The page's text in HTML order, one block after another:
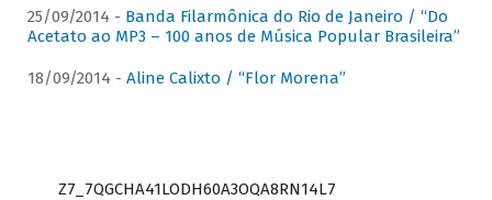
25/09/2014 - Banda Filarmônica do Rio de Janeiro / “Do
Acetato ao MP3 – 100 anos de Música Popular Brasileira”
18/09/2014 - Aline Calixto / “Flor Morena”
Z7_7QGCHA41LODH60A3OQA8RN14L7